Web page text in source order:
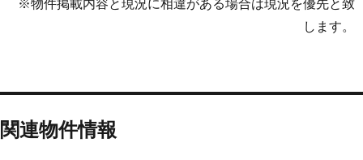
※物件掲載内容と現況に相違がある場合は現況を優先と致
します。
関連物件情報